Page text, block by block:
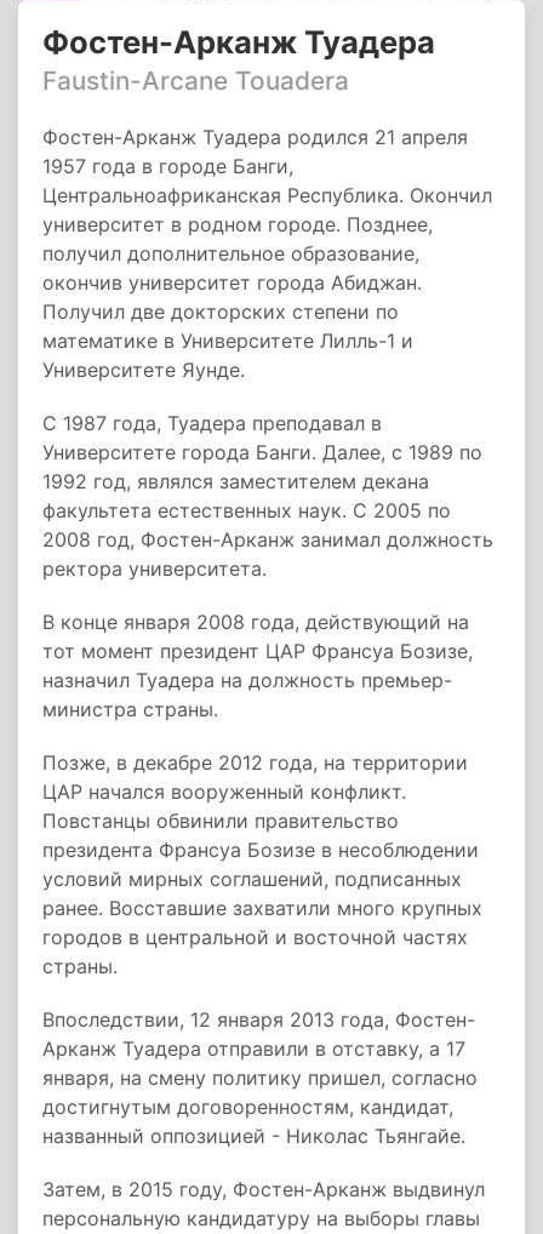
Фостен-Арканж Туадера
Faustin-Arcane Touadera
Фостен-Арканж Туадера родился 21 апреля
1957 года в городе Банги,
Центральноафриканская Республика. Окончил
университет в родном городе. Позднее,
получил дополнительное образование,
окончив университет города Абиджан.
Получил две докторских степени по
математике в Университете Лилль-1 и
Университете Яунде.
С 1987 года, Туадера преподавал в
Университете города Банги. Далее, с 1989 по
1992 год, являлся заместителем декана
факультета естественных наук. С 2005 по
2008 год, Фостен-Арканж занимал должность
ректора университета.
В конце января 2008 года, действующий на
тот момент президент ЦАР Франсуа Бозизе,
назначил Туадера на должность премьер-
министра страны.
Позже, в декабре 2012 года, на территории
ЦАР начался вооруженный конфликт.
Повстанцы обвинили правительство
президента Франсуа Бозизе в несоблюдении
условий мирных соглашений, подписанных
ранее. Восставшие захватили много крупных
городов в центральной и восточной частях
страны.
Впоследствии, 12 января 2013 года, Фостен-
Арканж Туадера отправили в отставку, а 17
января, на смену политику пришел, согласно
достигнутым договоренностям, кандидат,
названный оппозицией - Николас Тьянгайе.
Затем, в 2015 году, Фостен-Арканж выдвинул
персональную кандидатуру на выборы главы